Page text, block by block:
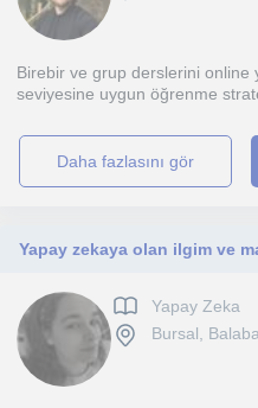
Birebir ve grup derslerini
seviyesine uygun öğrenme
daha fazlasını gör
Yapay Zeka
Bursal,